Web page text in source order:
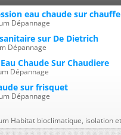
eau chaude sur
Dépannage
sur De Dietrich
Dépannage
Chaude Sur Chaudiere
Dépannage
sur frisquet
Dépannage
Habitat bioclimatique, isolation